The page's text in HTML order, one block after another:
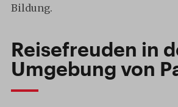
Bildung.
Reisefreuden in
Umgebung von